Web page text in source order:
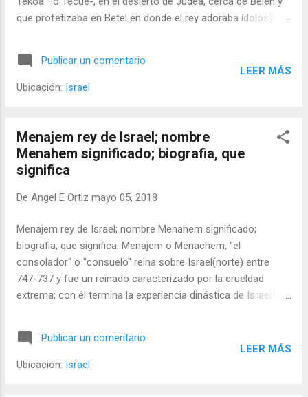
que profetizaba en Betel en donde el rey adoraba ídolos)[2],
de la clase aristocrática de Samaria -que seguía obteniendo
su riqueza del comercio equino y la venta de aceite de oliva
deudas).
Publicar un comentario
Ubicación: Israel
LEER MÁS
Menajem rey de Israel; nombre
Menahem significado; biografia, que
significa
De Angel E Ortiz mayo 05, 2018
Menajem rey de Israel; nombre Menahem significado;
biografia, que significa. Menajem o Menachem, "el
consolador" o "consuelo" reina sobre Israel(norte) entre
747-737 y fue un reinado caracterizado por la crueldad
extrema; con él termina la experiencia dinástica de Israel.Era
protección asiria.
Publicar un comentario
Ubicación: Israel
LEER MÁS